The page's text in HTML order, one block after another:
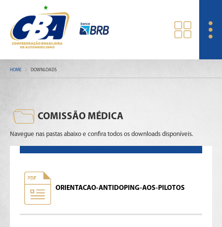
HOME DOWNLOADS
COMISSÃO MÉDICA
Navegue nas pastas abaixo e confira todos os downloads disponíveis.
ORIENTACAO-ANTIDOPING-AOS-PILOTOS